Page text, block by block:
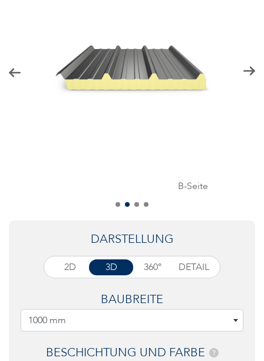
B-Seite
DARSTELLUNG
2D 3D 360° DETAIL
BAUBREITE
1000 mm
BESCHICHTUNG UND FARBE ?